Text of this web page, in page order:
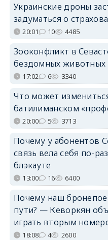
Украинские дроны
задуматься о
20:01 10 4485
Зооконфликт в
бездомных
17:02 6 3340
Что может
батилиманском
20:00 5 3713
Почему у абонентов
связь вела себя по-
блэкауте
13:00 16 6400
Почему наш
пути? — Кеворкян
играть вторым
18:08 4 2600